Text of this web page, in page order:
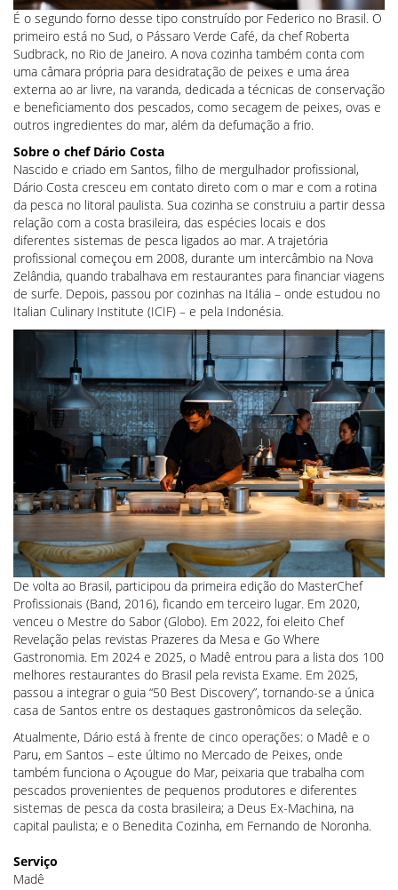
É o segundo forno desse tipo construído por Federico no Brasil. O
primeiro está no Sud, o Pássaro Verde Café, da chef Roberta
Sudbrack, no Rio de Janeiro. A nova cozinha também conta com
uma câmara própria para desidratação de peixes e uma área
externa ao ar livre, na varanda, dedicada a técnicas de conservação
e beneficiamento dos pescados, como secagem de peixes, ovas e
outros ingredientes do mar, além da defumação a frio.
Sobre o chef Dário Costa
Nascido e criado em Santos, filho de mergulhador profissional,
Dário Costa cresceu em contato direto com o mar e com a rotina
da pesca no litoral paulista. Sua cozinha se construiu a partir dessa
relação com a costa brasileira, das espécies locais e dos
diferentes sistemas de pesca ligados ao mar. A trajetória
profissional começou em 2008, durante um intercâmbio na Nova
Zelândia, quando trabalhava em restaurantes para financiar viagens
de surfe. Depois, passou por cozinhas na Itália – onde estudou no
Italian Culinary Institute (ICIF) – e pela Indonésia.
De volta ao Brasil, participou da primeira edição do MasterChef
Profissionais (Band, 2016), ficando em terceiro lugar. Em 2020,
venceu o Mestre do Sabor (Globo). Em 2022, foi eleito Chef
Revelação pelas revistas Prazeres da Mesa e Go Where
Gastronomia. Em 2024 e 2025, o Madê entrou para a lista dos 100
melhores restaurantes do Brasil pela revista Exame. Em 2025,
passou a integrar o guia “50 Best Discovery”, tornando-se a única
casa de Santos entre os destaques gastronômicos da seleção.
Atualmente, Dário está à frente de cinco operações: o Madê e o
Paru, em Santos – este último no Mercado de Peixes, onde
também funciona o Açougue do Mar, peixaria que trabalha com
pescados provenientes de pequenos produtores e diferentes
sistemas de pesca da costa brasileira; a Deus Ex-Machina, na
capital paulista; e o Benedita Cozinha, em Fernando de Noronha.
Serviço
Madê